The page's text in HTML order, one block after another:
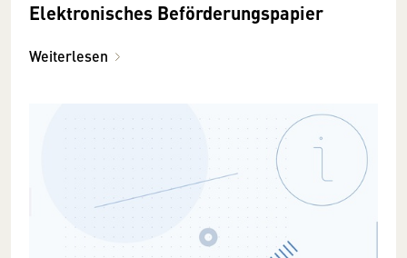
Elektronisches Beförderungspapier
Weiterlesen